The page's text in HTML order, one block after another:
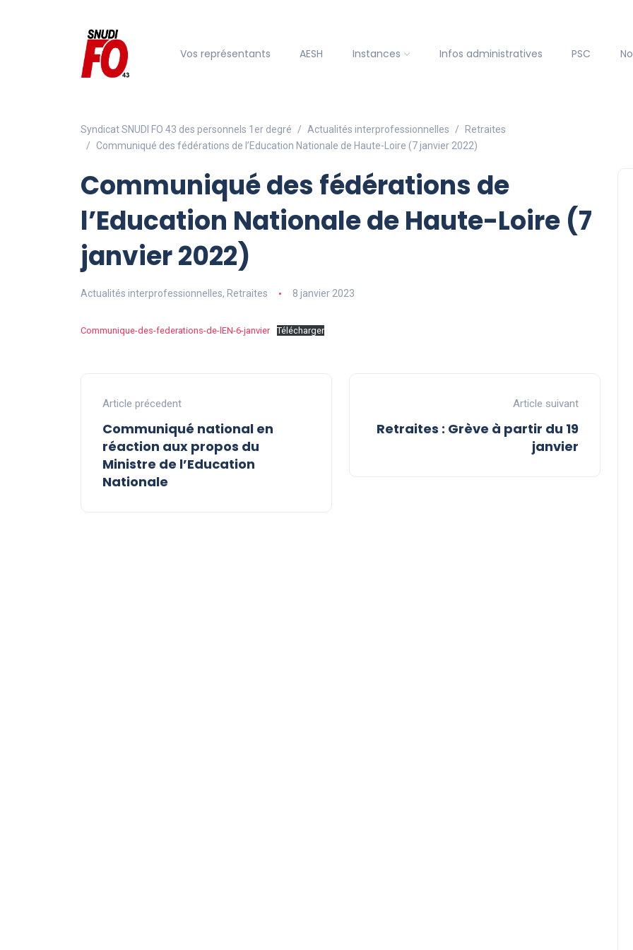
Vos représentants AESH Instances Infos administratives PSC
Syndicat SNUDI FO 43 des personnels 1er degré Actualités interprofessionnelles
Retraites
Communiqué des fédérations de l’Education Nationale de Haute-Loire (7 janvier 2022)
Communiqué des fédérations de
l’Education Nationale de Haute-Loire (7
janvier 2022)
Actualités interprofessionnelles, Retraites 8 janvier 2023
Communique-des-federations-de-lEN-6-janvier Télécharger
Article précedent
Communiqué national en
réaction aux propos du
Ministre de l’Education
Nationale
Article suivant
Retraites : Grève à partir du 19
janvier